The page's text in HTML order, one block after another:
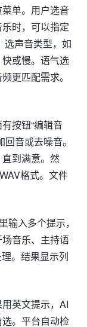
单。用户选音
时，可以指定
选声音类型，如
或慢。语气选
更匹配需求。
按钮“编辑音
音或去噪音。
到满意。然
格式。文件
输入多个提示，
音乐、主持语
。结果显示列
英文提示，AI
。平台自动检